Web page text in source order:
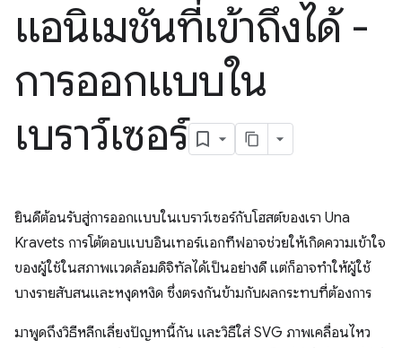
แอนิเมชันที่เข้าถึงได้ -
การออกแบบใน
เบราว์เซอร์
ยินดีต้อนรับสู่การออกแบบในเบราว์เซอร์กับโฮสต์ของเรา Una
Kravets การโต้ตอบแบบอินเทอร์แอกทีฟอาจช่วยให้เกิดความเข้าใจ
ของผู้ใช้ในสภาพแวดล้อมดิจิทัลได้เป็นอย่างดี แต่ก็อาจทำให้ผู้ใช้
บางรายสับสนและหงุดหงิด ซึ่งตรงกันข้ามกับผลกระทบที่ต้องการ
มาพูดถึงวิธีหลีกเลี่ยงปัญหานี้กัน และวิธีใส่ SVG ภาพเคลื่อนไหว